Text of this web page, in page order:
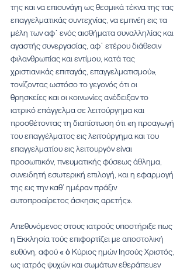
της και να επισυνάγη ως θεσμικά τέκνα της τας
επαγγελματικάς συντεχνίας, να εμπνέη εις τα
μέλη των αφ᾿ ενός αισθήματα συναλληλίας και
αγαστής συνεργασίας, αφ᾿ ετέρου διάθεσιν
φιλανθρωπίας και εντίμου, κατά τας
χριστιανικάς επιταγάς, επαγγελματισμού»,
τονίζοντας ωστόσο το γεγονός ότι οι
θρησκείες και οι κοινωνίες ανέδειξαν το
ιατρικό επάγγελμα σε λειτούργημα και
προσθέτοντας τη διαπίστωση ότι «η προαγωγή
του επαγγέλματος εις λειτούργημα και του
επαγγελματίου εις λειτουργόν είναι
προσωπικόν, πνευματικής φύσεως άθλημα,
συνειδητή εσωτερική επιλογή, και η εφαρμογή
της εις την καθ’ ημέραν πράξιν
αυτοπροαίρετος άσκησις αρετής».
Απεθυνόμενος στους ιατρούς υποστήριξε πως
η Εκκλησία τούς επιφορτίζει με αποστολική
ευθύνη, αφού « ὁ Κύριος ημών Ιησούς Χριστός,
ως ιατρός ψυχών και σωμάτων εθεράπευεν